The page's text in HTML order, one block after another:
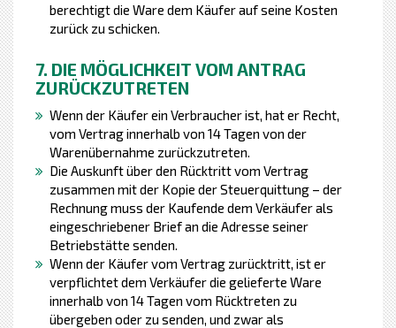
berechtigt die Ware dem Käufer auf seine Kosten
zurück zu schicken.
7. DIE MÖGLICHKEIT VOM ANTRAG
ZURÜCKZUTRETEN
Wenn der Käufer ein Verbraucher ist, hat er Recht,
vom Vertrag innerhalb von 14 Tagen von der
Warenübernahme zurückzutreten.
Die Auskunft über den Rücktritt vom Vertrag
zusammen mit der Kopie der Steuerquittung – der
Rechnung muss der Kaufende dem Verkäufer als
eingeschriebener Brief an die Adresse seiner
Betriebstätte senden.
Wenn der Käufer vom Vertrag zurücktritt, ist er
verpflichtet dem Verkäufer die gelieferte Ware
innerhalb von 14 Tagen vom Rücktreten zu
übergeben oder zu senden, und zwar als